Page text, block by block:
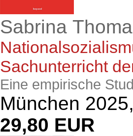
Sabrina
Sachunterricht
Eine empirische
München
29,80 EUR